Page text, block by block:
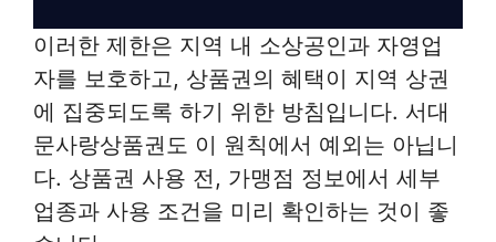
이러한 제한은 지역 내 소상공인과 자영업
자를 보호하고, 상품권의 혜택이 지역 상권
에 집중되도록 하기 위한 방침입니다. 서대
문사랑상품권도 이 원칙에서 예외는 아닙니
다. 상품권 사용 전, 가맹점 정보에서 세부
업종과 사용 조건을 미리 확인하는 것이 좋